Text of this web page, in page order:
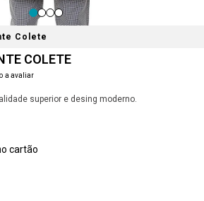
Colete
COLETE
a avaliar
superior e desing moderno.